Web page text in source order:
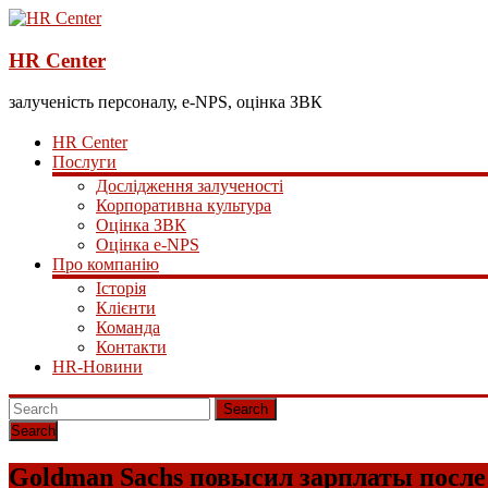
HR Center
залученість персоналу, e-NPS, оцінка ЗВК
HR Center
Послуги
Дослідження залученості
Корпоративна культура
Оцінка ЗВК
Оцінка e-NPS
Про компанію
Історія
Клієнти
Команда
Контакти
HR-Новини
Search
Goldman Sachs повысил зарплаты